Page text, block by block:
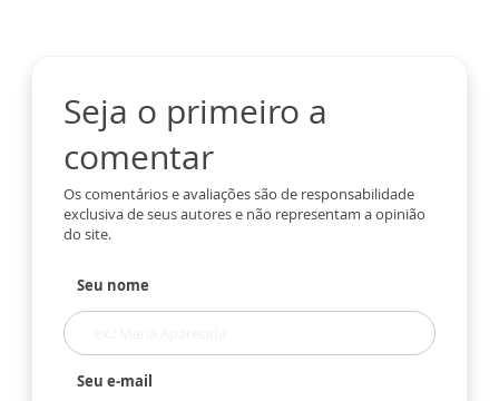
Seja o primeiro a
comentar
Os comentários e avaliações são de responsabilidade
exclusiva de seus autores e não representam a opinião
do site.
Seu nome
Seu e-mail